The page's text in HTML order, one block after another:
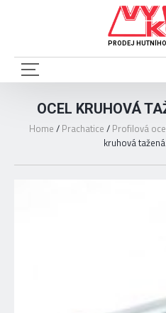
PRODEJ
OCEL KRUHOVÁ
Home / Prachatice / Profilová
kruhová